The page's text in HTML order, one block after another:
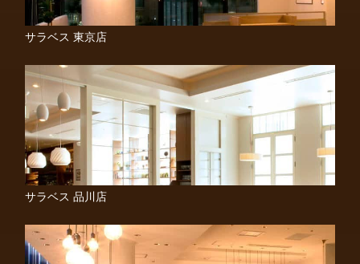
サラベス 東京店
サラベス 品川店